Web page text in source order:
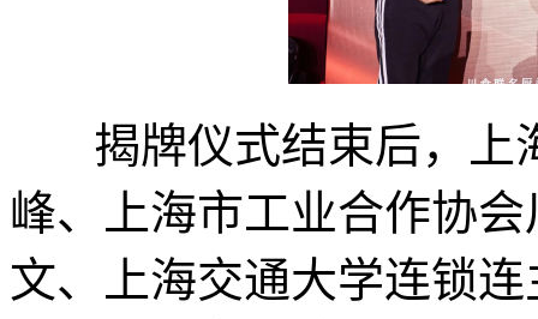
揭牌仪式结束后，上
峰、上海市工业合作协
文、上海交通大学连锁